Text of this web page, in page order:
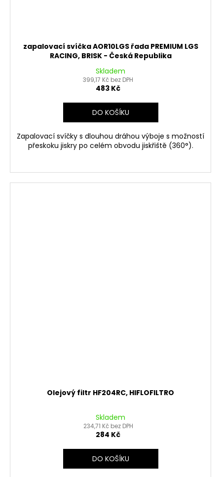
zapalovací svíčka AOR10LGS řada PREMIUM LGS
RACING, BRISK - Česká Republika
Skladem
399,17 Kč bez DPH
483 Kč
DO KOŠÍKU
Zapalovací svíčky s dlouhou dráhou výboje s možností
přeskoku jiskry po celém obvodu jiskřiště (360°).
Olejový filtr HF204RC, HIFLOFILTRO
Skladem
234,71 Kč bez DPH
284 Kč
DO KOŠÍKU